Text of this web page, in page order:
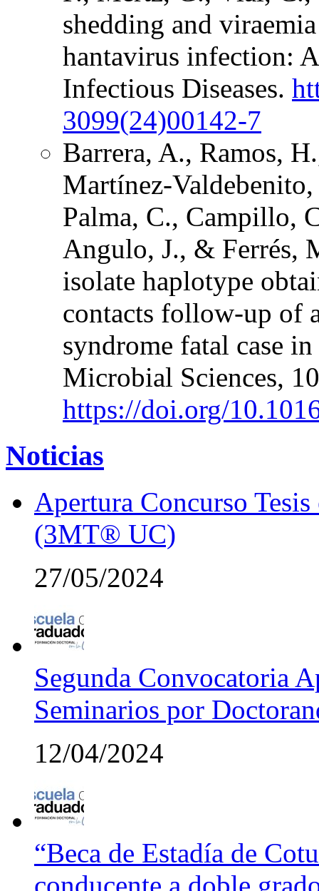
shedding and
hantavirus infection:
Infectious Diseases.
3099(24)00142-7
Barrera, A., Ramos,
Martínez-Valdebenito,
Palma, C., Campillo,
Angulo, J., & Ferrés,
isolate haplotype
contacts follow-up of
syndrome fatal case
Microbial Sciences,
https://doi.org/
Noticias
Apertura Concurso
(3MT® UC)
27/05/2024
Segunda Convocatoria
Seminarios por
12/04/2024
“Beca de Estadía de
conducente a doble